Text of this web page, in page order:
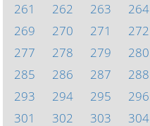
261
262 263 264
269
270 271 272
277
278 279 280
285
286 287 288
293
294 295 296
301
302 303 304